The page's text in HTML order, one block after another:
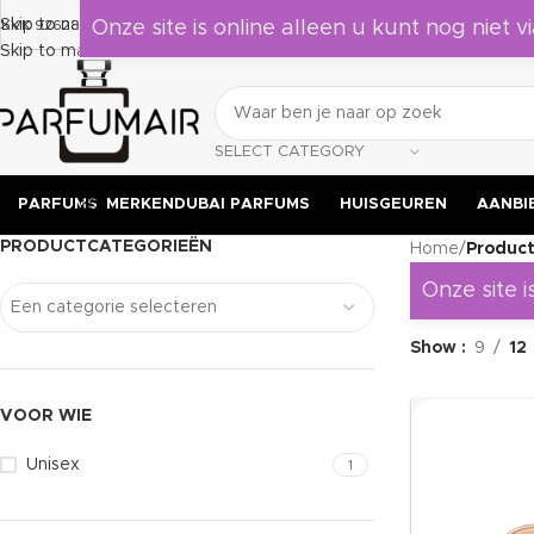
Skip to navigation
Skip to main content
KVK 92628524Laat je verrassen door deze geuren, leuk om als cadeau te geven
SELECT CATEGORY
PARFUMS MERKEN DUBAI PARFUMS HUISGEUREN
PRODUCTCATEGORIEËN
Een categorie selecteren
VOOR WIE
Unisex 1
Home/
Onze site
Show 9 12
Onze site is online alleen u kunt nog niet